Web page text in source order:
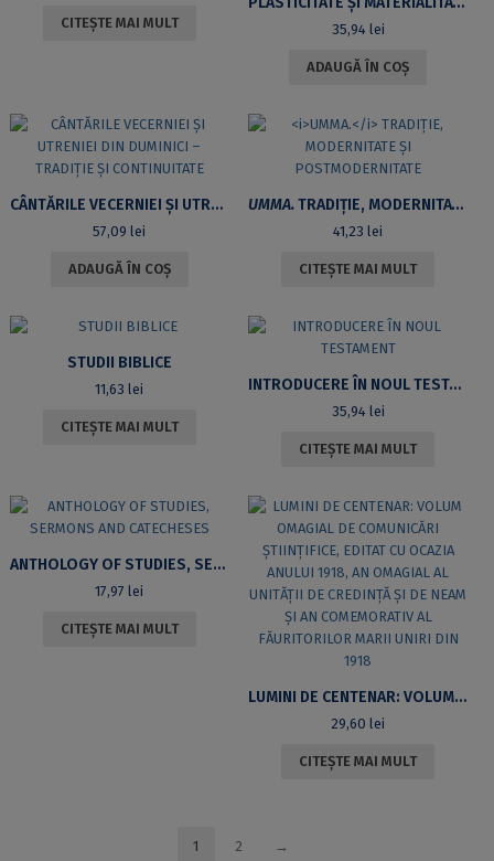
CITEȘTE MAI MULT 35,94 lei
ADAUGĂ ÎN COȘ
CÂNTĂRILE VECERNIEI ȘI UTRENIEI DIN DUMINICI – TRADIȚIE ȘI CONTINUITATE
57,09lei
ADAUGĂ ÎN COȘ
UMMA.TRADIŢIE, MODERNITATE ŞI POSTMODERNITATE
41,23lei
CITEȘTE MAI MULT
STUDII BIBLICE
11,63lei
CITEȘTE MAI MULT
INTRODUCERE ÎN NOUL TESTAMENT
35,94 lei
CITEȘTE MAI MULT
ANTHOLOGY OF STUDIES, SERMONS AND CATECHESES
17,97lei
CITEȘTE MAI MULT
LUMINI DE CENTENAR: VOLUM OMAGIAL DE COMUNICĂRI ȘTIINȚIFICE, EDITAT CU OCAZIA ANULUI 1918, AN OMAGIAL AL UNITĂȚII DE CREDINȚĂ ȘI DE NEAM ȘI AN COMEMORATIV AL FĂURITORILOR MARII UNIRI DIN 1918
29,60lei
CITEȘTE MAI MULT
1 2 →